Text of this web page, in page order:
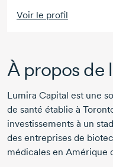
Voir le profil
À propos de
Lumira Capital est une
de santé établie à
investissements à un
des entreprises de
médicales en Amérique